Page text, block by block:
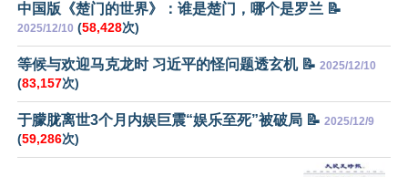
中国版《楚门的世界》：谁是楚门，哪个是罗兰 📝
2025/12/10 (58,428次)
等候与欢迎马克龙时 习近平的怪问题透玄机 📝 2025/12/10
(83,157次)
于朦胧离世3个月内娱巨震“娱乐至死”被破局 📝 2025/12/9
(59,286次)